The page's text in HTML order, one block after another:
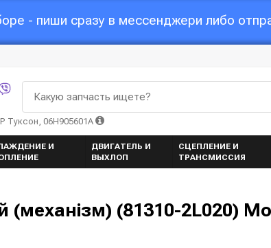
- пиши сразу в мессенджери либо
Какую запчасть ищете?
Туксон, 06H905601A
И
ДВИГАТЕЛЬ И
ВЫХЛОП
СЦЕПЛЕНИЕ И
ТРАНСМИССИЯ
(механізм) (81310-2L020)